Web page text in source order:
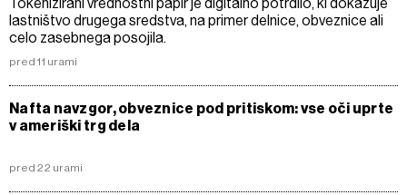
lastništvo drugega sredstva, na primer delnice, obveznice ali
celo zasebnega posojila.
pred 11 urami
Nafta navzgor, obveznice pod pritiskom: vse oči uprte
v ameriški trg dela
pred 22 urami